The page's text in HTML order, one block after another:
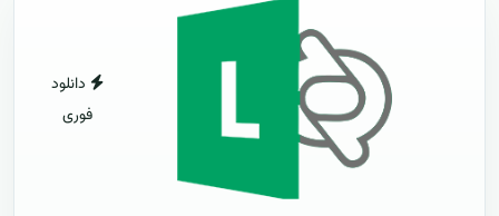
دانلود
فوری